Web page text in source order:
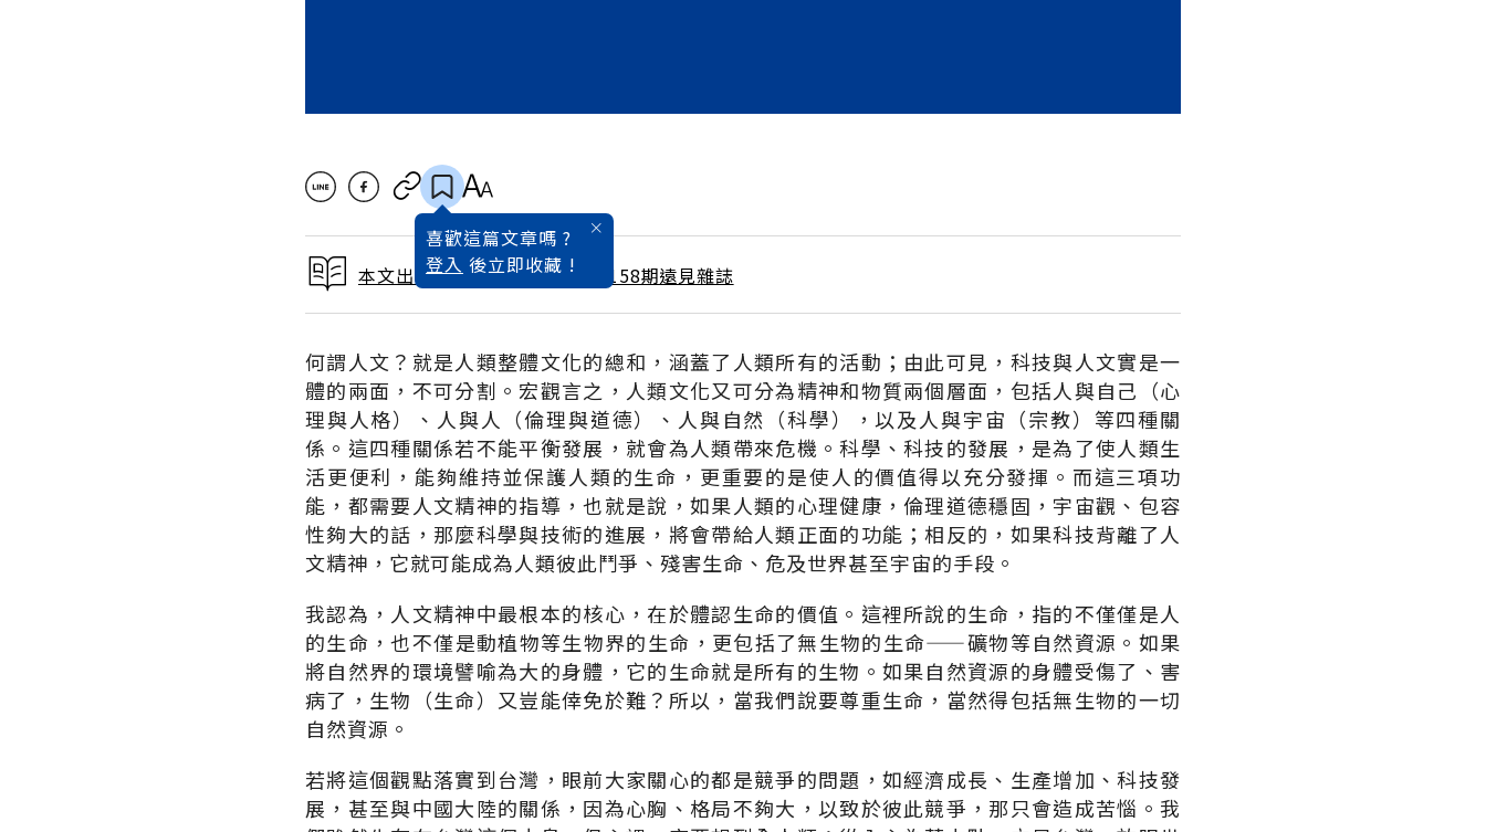
喜歡這篇文章嗎 ?
登入 後立即收藏 !
本文出自 1999 / 8月號雜誌 第158期遠見雜誌
何謂人文？就是人類整體文化的總和，涵蓋了人類所有的活動；由此可見，科技與人文實是一
體的兩面，不可分割。宏觀言之，人類文化又可分為精神和物質兩個層面，包括人與自己（心
理與人格）、人與人（倫理與道德）、人與自然（科學），以及人與宇宙（宗教）等四種關
係。這四種關係若不能平衡發展，就會為人類帶來危機。科學、科技的發展，是為了使人類生
活更便利，能夠維持並保護人類的生命，更重要的是使人的價值得以充分發揮。而這三項功
能，都需要人文精神的指導，也就是說，如果人類的心理健康，倫理道德穩固，宇宙觀、包容
性夠大的話，那麼科學與技術的進展，將會帶給人類正面的功能；相反的，如果科技背離了人
文精神，它就可能成為人類彼此鬥爭、殘害生命、危及世界甚至宇宙的手段。
我認為，人文精神中最根本的核心，在於體認生命的價值。這裡所說的生命，指的不僅僅是人
的生命，也不僅是動植物等生物界的生命，更包括了無生物的生命——礦物等自然資源。如果
將自然界的環境譬喻為大的身體，它的生命就是所有的生物。如果自然資源的身體受傷了、害
病了，生物（生命）又豈能倖免於難？所以，當我們說要尊重生命，當然得包括無生物的一切
自然資源。
若將這個觀點落實到台灣，眼前大家關心的都是競爭的問題，如經濟成長、生產增加、科技發
展，甚至與中國大陸的關係，因為心胸、格局不夠大，以致於彼此競爭，那只會造成苦惱。我